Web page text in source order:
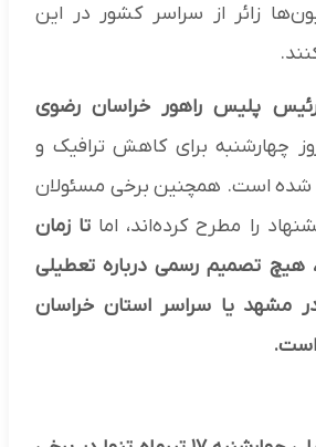
زائر از سراسر کشور در این
پلیس راهور خراسان رضوی
چهارشنبه برای کاهش ترافیک و
شده است. همچنین برخی مسئولان
را مطرح کرده‌اند، اما تا زمان
هیچ تصمیم رسمی درباره تعطیلی
۱۷ تیر در مشهد یا سراسر استان خراسان
است.